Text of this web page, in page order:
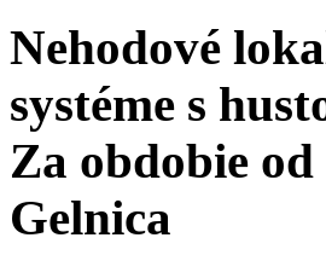
Nehodové
systéme s
Za obdobie
Gelnica